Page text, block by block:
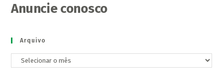
Anuncie conosco
Arquivo
Arquivo